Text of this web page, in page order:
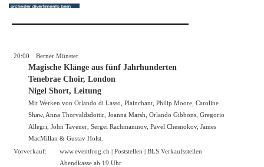
20:00 Berner Münster
Magische Klänge aus fünf Jahrhunderten
Tenebrae Choir, London
Nigel Short, Leitung
Mit Werken von Orlando di Lasso, Plainchant, Philip Moore, Caroline
Shaw, Anna Thorvaldsdottir, Joanna Marsh, Orlando Gibbons, Gregorio
Allegri, John Tavener, Sergei Rachmaninov, Pavel Chesnokov, James
MacMillan & Gustav Holst.
Vorverkauf:
www.eventfrog.ch | Poststellen | BLS Verkaufsstellen
Abendkasse ab 19 Uhr